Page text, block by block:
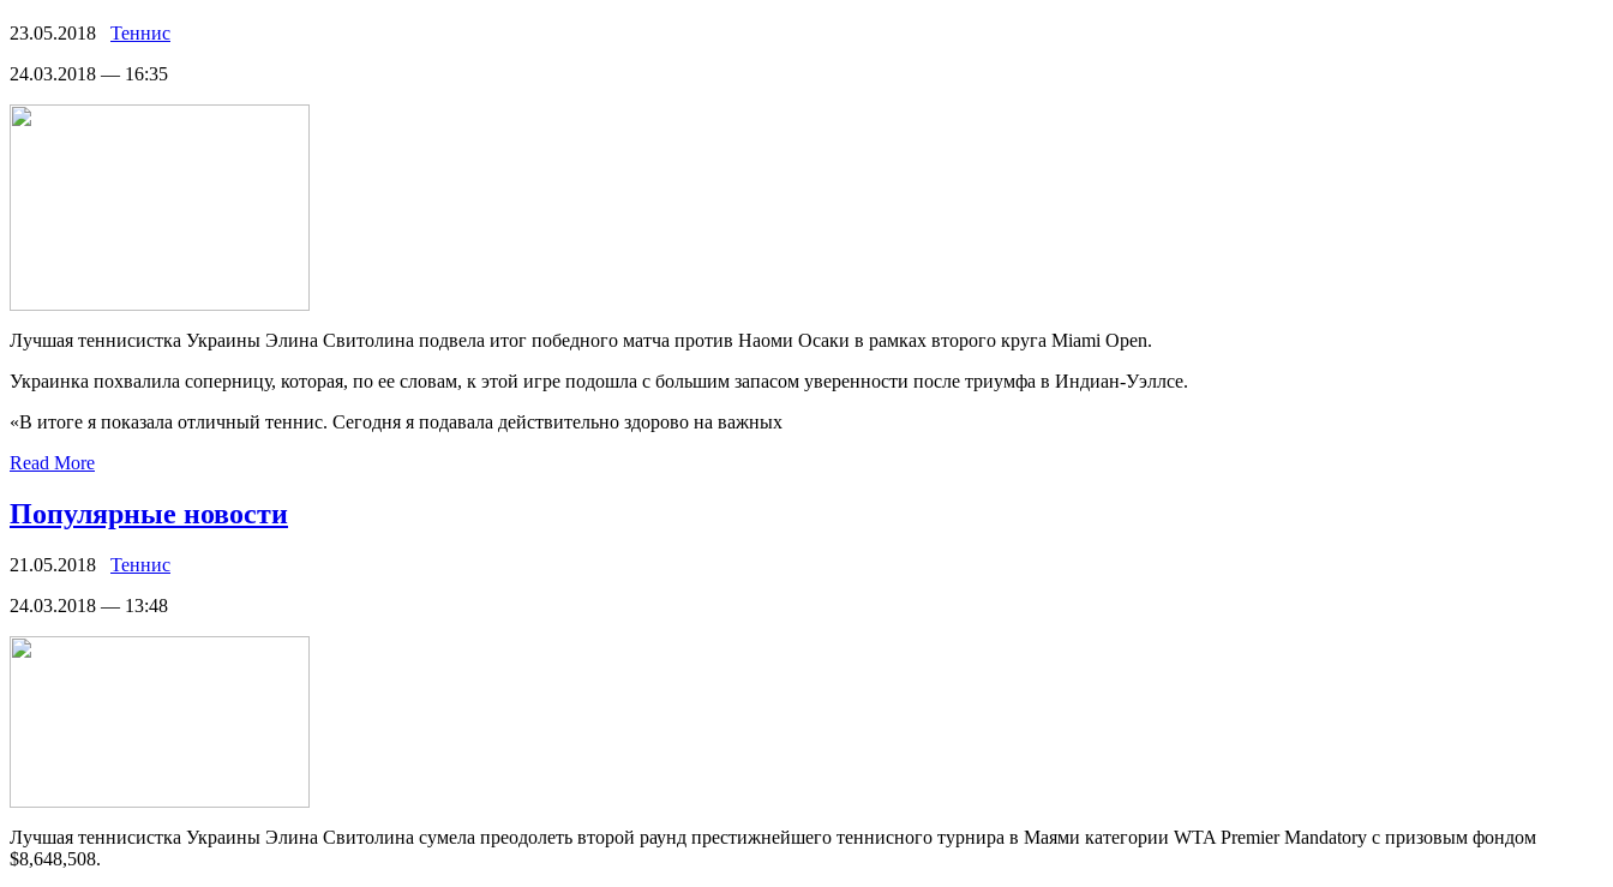
23.05.2018
Теннис
24.03.2018 — 16:35
Лучшaя теннисистка Украины Элина Свитолина подвела итог победного матча против Наоми Осаки в рамках второго круга Miami Open.
Украинка похвалила соперницу, которая, по ее словам, к этой игре подошла с большим запасом уверенности после триумфа в Индиан-Уэллсе.
«В итоге я показала отличный теннис. Сегодня я подавала действительно здорово на важных
Read More
Популярные новости
21.05.2018
Теннис
24.03.2018 — 13:48
Лучшaя теннисистка Украины Элина Свитолина сумела преодолеть второй раунд престижнейшего теннисного турнира в Маями категории WTA Premier Mandatory с призовым фондом
$8,648,508.